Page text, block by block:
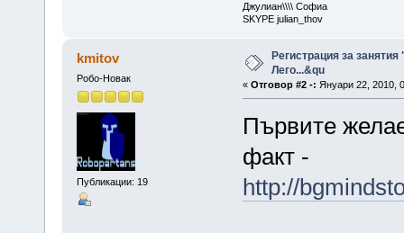
Джулиан\\\\ Софиа
SKYPE julian_thov
kmitov
Робо-Новак
Публикации: 19
Регистрация за
Лего...&qu
« Отговор #2 -: Януари 22, 2010,
Първите
факт -
http://